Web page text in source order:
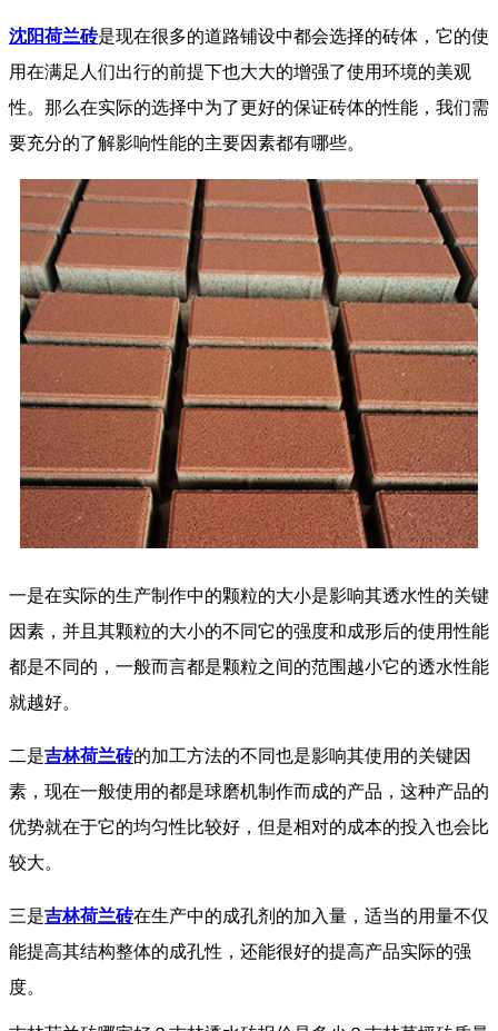
沈阳荷兰砖是现在很多的道路铺设中都会选择的砖体，它的使
用在满足人们出行的前提下也大大的增强了使用环境的美观
性。那么在实际的选择中为了更好的保证砖体的性能，我们需
要充分的了解影响性能的主要因素都有哪些。
一是在实际的生产制作中的颗粒的大小是影响其透水性的关键
因素，并且其颗粒的大小的不同它的强度和成形后的使用性能
都是不同的，一般而言都是颗粒之间的范围越小它的透水性能
就越好。
二是吉林荷兰砖的加工方法的不同也是影响其使用的关键因
素，现在一般使用的都是球磨机制作而成的产品，这种产品的
优势就在于它的均匀性比较好，但是相对的成本的投入也会比
较大。
三是吉林荷兰砖在生产中的成孔剂的加入量，适当的用量不仅
能提高其结构整体的成孔性，还能很好的提高产品实际的强
度。